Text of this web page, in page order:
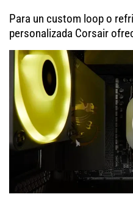
Para un custom loop o
personalizada Corsair